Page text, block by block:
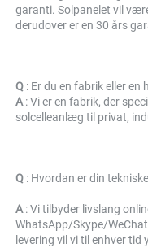
garanti. Solpanelet vil
derudover er en 30 års
Q : Er du en fabrik eller en
A : Vi er en fabrik, der
solcelleanlæg til privat,
Q : Hvordan er din
A : Vi tilbyder livslang
WhatsApp/Skype/
levering vil vi til enhver tid